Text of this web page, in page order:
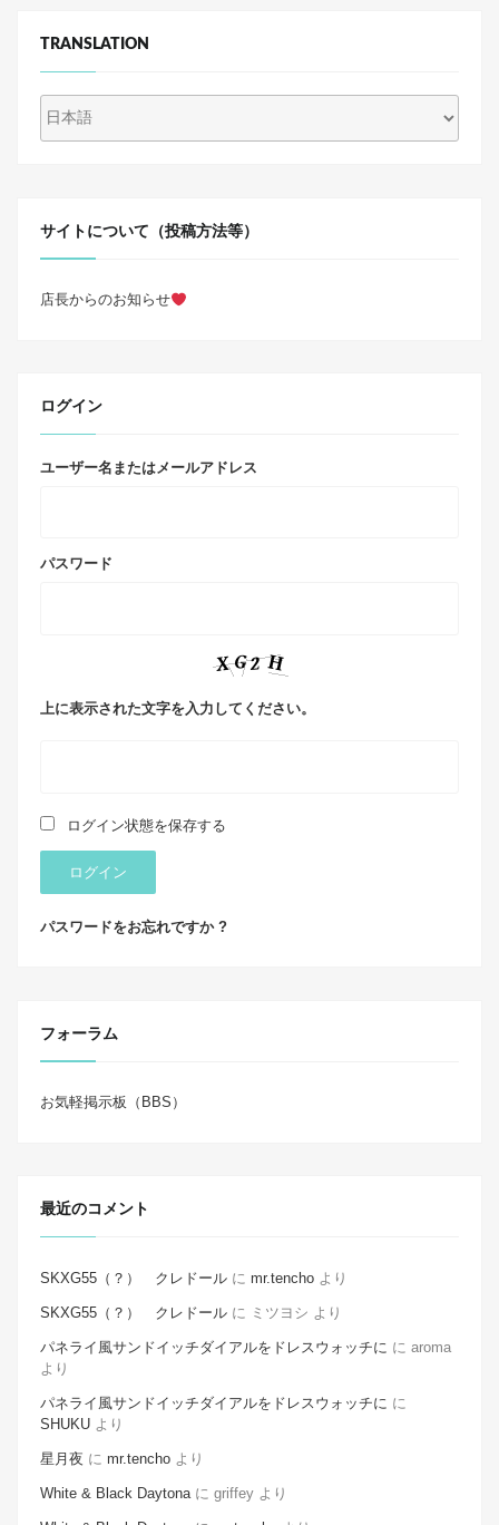
TRANSLATION
サイトについて（投稿方法等）
店長からのお知らせ
ログイン
ユーザー名またはメールアドレス
パスワード
上に表示された文字を入力してください。
ログイン状態を保存する
ログイン
パスワードをお忘れですか ?
フォーラム
お気軽掲示板（BBS）
最近のコメント
SKXG55（？） クレドール に mr.tencho より
SKXG55（？） クレドール に ミツヨシ より
パネライ風サンドイッチダイアルをドレスウォッチに に aroma
より
パネライ風サンドイッチダイアルをドレスウォッチに に
SHUKU より
星月夜 に mr.tencho より
White & Black Daytona に griffey より